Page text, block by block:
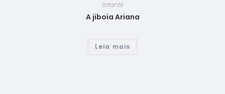
Infantil
A jiboia Ariana
Leia mais